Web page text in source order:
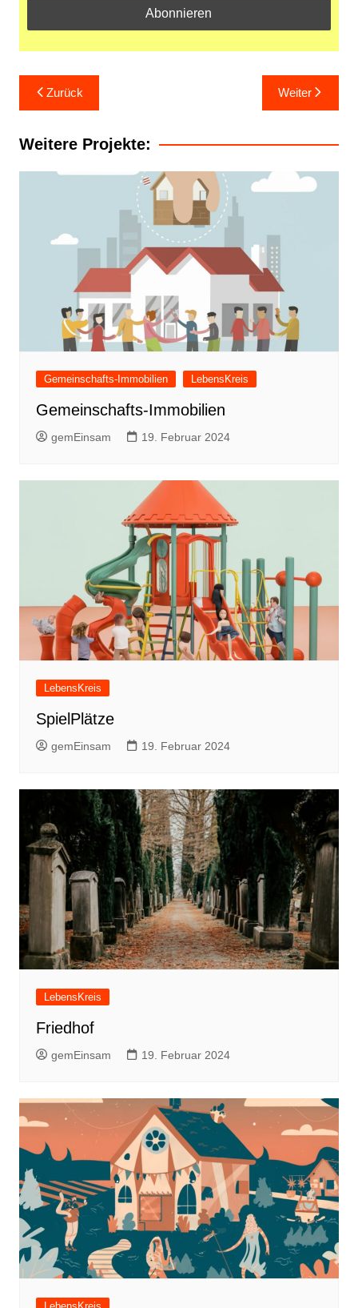
Zurück Weiter
Weitere Projekte:
Gemeinschafts-Immobilien LebensKreis
Gemeinschafts-Immobilien
gemEinsam 19. Februar 2024
LebensKreis
SpielPlätze
gemEinsam 19. Februar 2024
LebensKreis
Friedhof
gemEinsam 19. Februar 2024